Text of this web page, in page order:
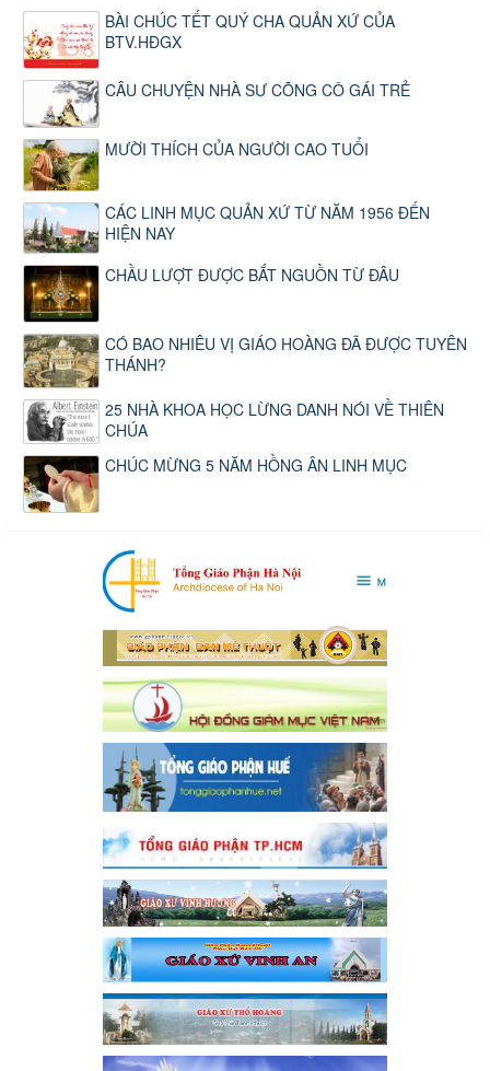
BÀI CHÚC TẾT QUÝ CHA QUẢN XỨ CỦA
BTV.HĐGX
CÂU CHUYỆN NHÀ SƯ CÕNG CÔ GÁI TRẺ
MƯỜI THÍCH CỦA NGƯỜI CAO TUỔI
CÁC LINH MỤC QUẢN XỨ TỪ NĂM 1956 ĐẾN
HIỆN NAY
CHẦU LƯỢT ĐƯỢC BẮT NGUỒN TỪ ĐÂU
CÓ BAO NHIÊU VỊ GIÁO HOÀNG ĐÃ ĐƯỢC TUYÊN
THÁNH?
25 NHÀ KHOA HỌC LỪNG DANH NÓI VỀ THIÊN
CHÚA
CHÚC MỪNG 5 NĂM HỒNG ÂN LINH MỤC